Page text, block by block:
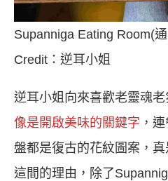
Supanniga Eating Room(
Credit：逆耳小姐
逆耳小姐向來喜歡老靈魂老
像是開啟美味的關鍵字 ，
盤都是復古的花紋圖案，
這間的理由，除了